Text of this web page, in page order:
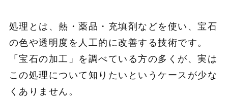
処理とは、熱・薬品・充填剤などを使い、宝石
の色や透明度を人工的に改善する技術です。
「宝石の加工」を調べている方の多くが、実は
この処理について知りたいというケースが少な
くありません。